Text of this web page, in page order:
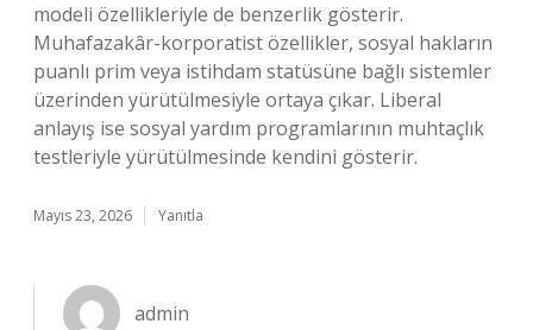
modeli özellikleriyle de benzerlik gösterir.
Muhafazakâr-korporatist özellikler, sosyal hakların
puanlı prim veya istihdam statüsüne bağlı sistemler
üzerinden yürütülmesiyle ortaya çıkar. Liberal
anlayış ise sosyal yardım programlarının muhtaçlık
testleriyle yürütülmesinde kendini gösterir.
Mayıs 23, 2026 Yanıtla
admin